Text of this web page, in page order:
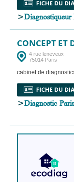
>Diagnostiqueur
CONCEPT ET
4 rue leneveux
75014 Paris
cabinet de
>Diagnostic Paris